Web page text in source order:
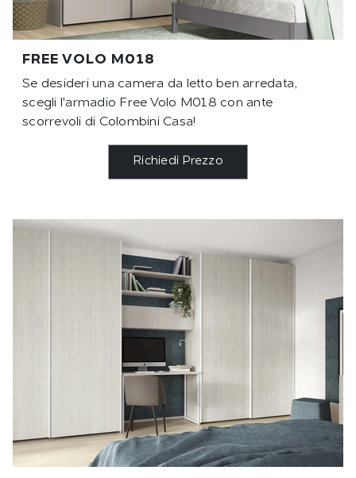
FREE VOLO M018
Se desideri una camera da letto ben arredata,
scegli l'armadio Free Volo M018 con ante
scorrevoli di Colombini Casa!
Richiedi Prezzo